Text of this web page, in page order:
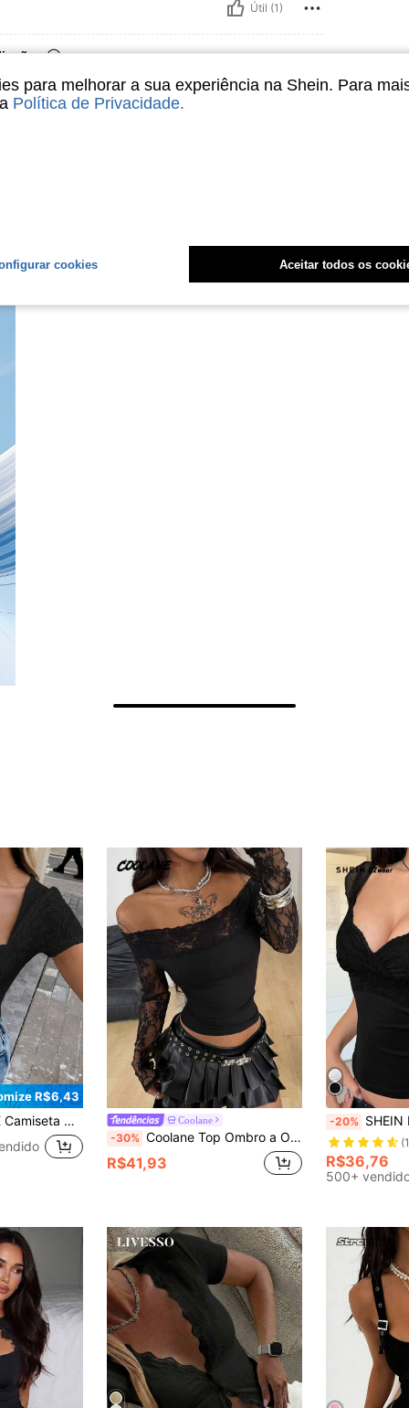
Útil (1)
R$6,43
com Decoração de Laço, Blusas Casuais de Verão para Mulheres
Coolane
-30% Coolane Top Ombro a Ombro Gótica Feminina de Primavera com Gráficos de Cruz, Patchwork de Renda e Coração Místico para Festival de Música
R$41,93
-20% SHEIN EZwear Camiseta
R$36,76
500+
para melhorar a sua experiência na Shein. Para
Política de Privacidade.
cookies Aceitar todos os